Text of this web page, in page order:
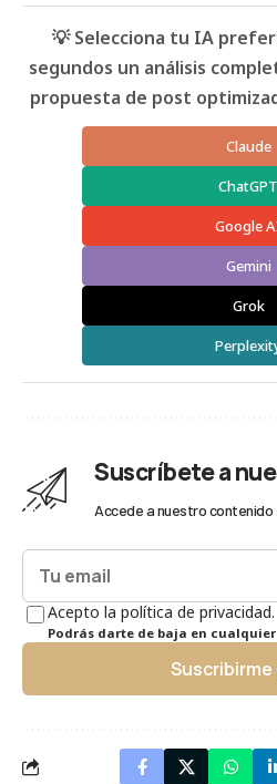
💡 Selecciona tu IA
segundos un análisis
propuesta de post
Claude
ChatGPT
Google
Gemini
Grok
Suscríbete a
Accede a nuestro contenido
Acepto la política de privacidad.
Podrás darte de baja en